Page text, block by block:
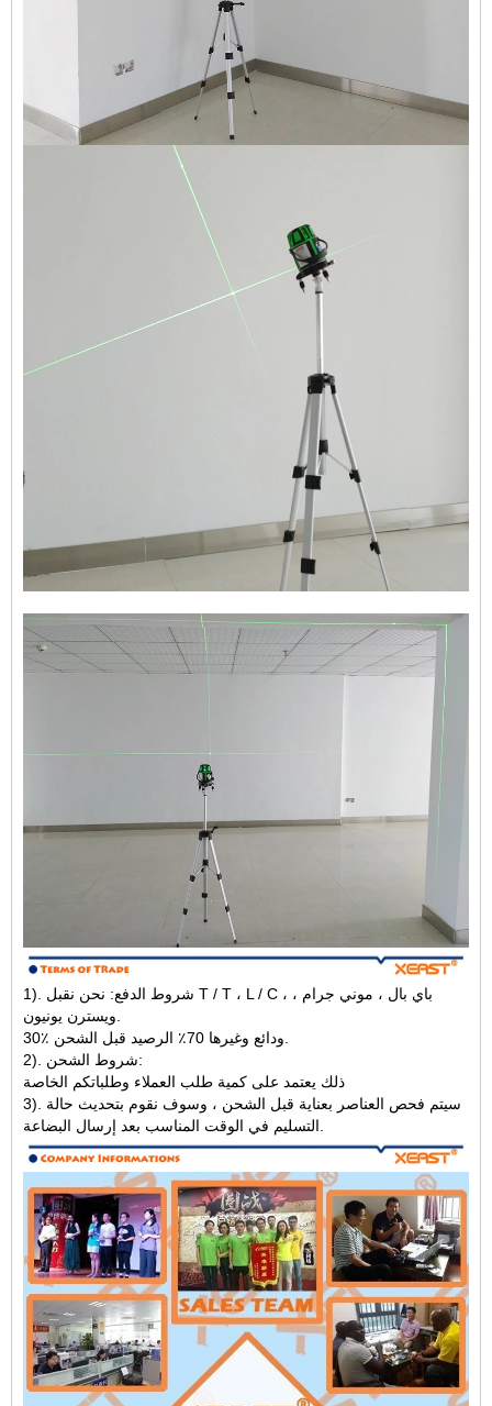
1). شروط الدفع: نحن نقبل T / T ، L / C ، باي بال ، موني جرام ،
2). شروط الشحن:
ذلك يعتمد على كمية طلب العملاء وطلباتكم الخاصة
3). سيتم فحص العناصر بعناية قبل الشحن ، وسوف نقوم بتحديث حالة